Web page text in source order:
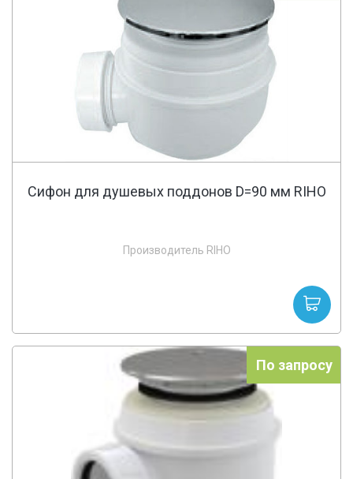
Сифон для душевых поддонов D=90 мм RIHO
Производитель RIHO
По запросу